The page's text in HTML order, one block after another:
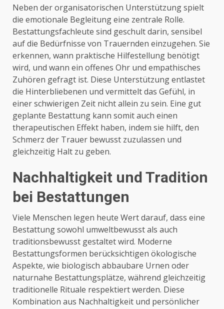
Neben der organisatorischen Unterstützung spielt
die emotionale Begleitung eine zentrale Rolle.
Bestattungsfachleute sind geschult darin, sensibel
auf die Bedürfnisse von Trauernden einzugehen. Sie
erkennen, wann praktische Hilfestellung benötigt
wird, und wann ein offenes Ohr und empathisches
Zuhören gefragt ist. Diese Unterstützung entlastet
die Hinterbliebenen und vermittelt das Gefühl, in
einer schwierigen Zeit nicht allein zu sein. Eine gut
geplante Bestattung kann somit auch einen
therapeutischen Effekt haben, indem sie hilft, den
Schmerz der Trauer bewusst zuzulassen und
gleichzeitig Halt zu geben.
Nachhaltigkeit und Tradition
bei Bestattungen
Viele Menschen legen heute Wert darauf, dass eine
Bestattung sowohl umweltbewusst als auch
traditionsbewusst gestaltet wird. Moderne
Bestattungsformen berücksichtigen ökologische
Aspekte, wie biologisch abbaubare Urnen oder
naturnahe Bestattungsplätze, während gleichzeitig
traditionelle Rituale respektiert werden. Diese
Kombination aus Nachhaltigkeit und persönlicher